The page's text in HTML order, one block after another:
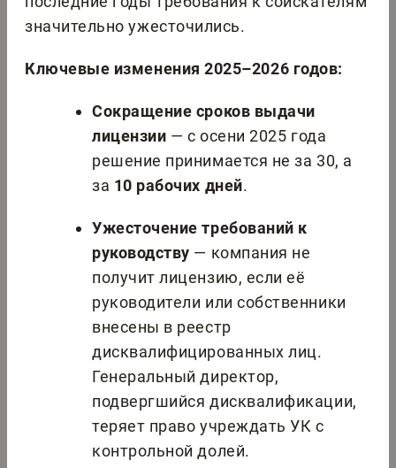
значительно ужесточились.
Ключевые изменения 2025–2026 годов:
Сокращение сроков выдачи
лицензии — с осени 2025 года
решение принимается не за 30, а
за 10 рабочих дней.
Ужесточение требований к
руководству — компания не
получит лицензию, если её
руководители или собственники
внесены в реестр
дисквалифицированных лиц.
Генеральный директор,
подвергшийся дисквалификации,
теряет право учреждать УК с
контрольной долей.